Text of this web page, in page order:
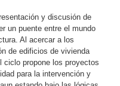
y discusión de
un puente entre el mundo
Al acercar a los
de edificios de vivienda
ciclo propone los proyectos
para la intervención y